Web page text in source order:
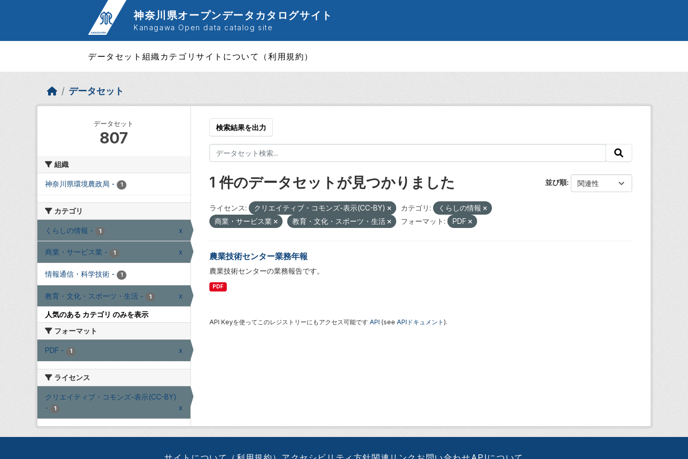
神奈川県オープンデータカタログサイト
Kanagawa Open data catalog site
データセット 組織 カテゴリサイトについて（利用規約）
データセット
データセット
807
組織
神奈川県環境農政局 - 1
カテゴリ
くらしの情報 - 1 x
商業・サービス業 - 1 x
情報通信・科学技術 - 1
教育・文化・スポーツ・生活 - 1 x
人気のある カテゴリ のみを表示
フォーマット
PDF - 1 x
ライセンス
クリエイティブ・コモンズ-表示(CC-BY)
-
1 x
検索結果を出力
並び順
1 件のデータセットが見つかりました
ライセンス: クリエイティブ・コモンズ-表示(CC-BY) カテゴリ:
くらしの情報
商業・サービス業
教育・文化・スポーツ・生活 フォーマット: PDF
農業技術センター業務年報
農業技術センターの業務報告です。
PDF
API Keyを使ってこのレジストリーにもアクセス可能です API (see APIドキュメント ).